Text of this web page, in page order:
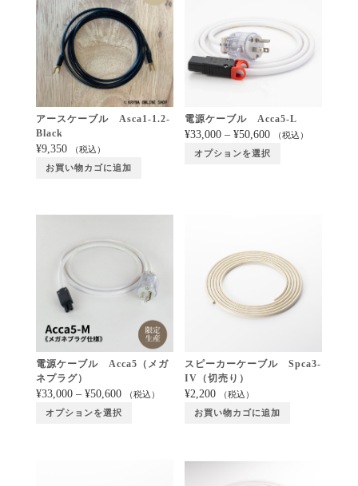
アースケーブル Asca1-1.2-
Black
¥9,350 （税込）
お買い物カゴに追加
電源ケーブル Acca5-L
¥33,000 –¥50,600 （税込）
オプションを選択
電源ケーブル Acca5（メガ
ネプラグ）
¥33,000– ¥50,600 （税込）
オプションを選択
スピーカーケーブル Spca3-
IV（切売り）
¥2,200 （税込）
お買い物カゴに追加